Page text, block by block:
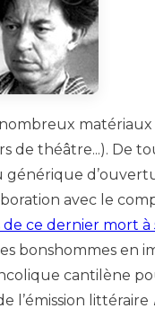
matériaux
de théâtre...). De
générique
avec le
ce dernier mort à
bonshommes en
cantilène
l’émission littéraire